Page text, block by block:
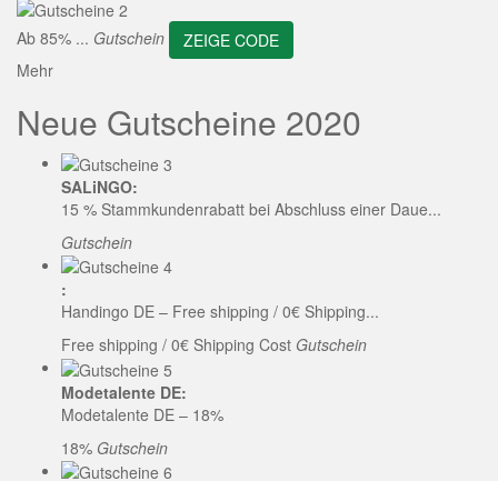
Ab 85% ... Gutschein
ZEIGE CODE
Mehr
Neue Gutscheine 2020
SALiNGO:
15 % Stammkundenrabatt bei Abschluss einer Daue...
Gutschein
:
Handingo DE – Free shipping / 0€ Shipping...
Free shipping / 0€ Shipping Cost Gutschein
Modetalente DE:
Modetalente DE – 18%
18% Gutschein